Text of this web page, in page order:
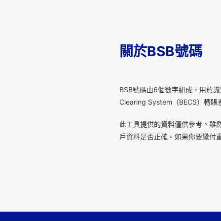
關於BSB號碼
BSB號碼由6個數字組成，用於
Clearing System（BECS）轉賬
此工具提供的資料僅供參考。雖
戶資料是否正確。如果你要繳付